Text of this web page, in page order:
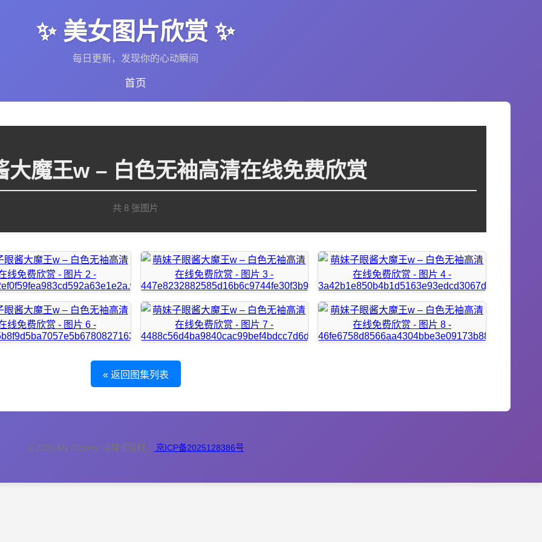
✨ 美女图片欣赏 ✨
每日更新，发现你的心动瞬间
首页
大魔王w – 白色无袖高清在线免费欣赏
共 8 张图片
« 返回图集列表
© 2026 My Gallery. 请尊重版权。 京ICP备2025128386号